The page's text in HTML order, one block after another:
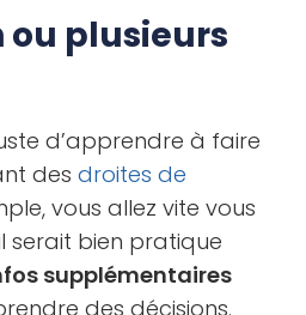
ou plusieurs
d’apprendre à faire
des droites de
vous allez vite vous
serait bien pratique
supplémentaires
des décisions.